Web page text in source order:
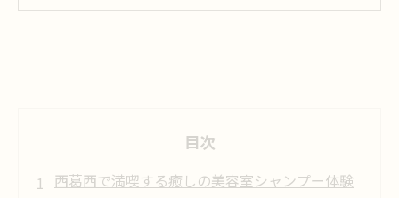
目次
西葛西で満喫する癒しの美容室シャンプー体験